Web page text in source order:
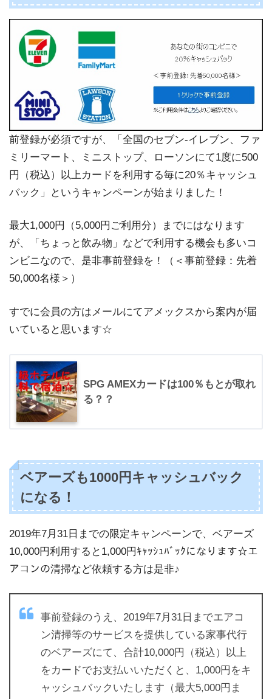
前登録が必須ですが、「全国のセブン-イレブン、ファ
ミリーマート、ミニストップ、ローソンにて1度に500
円（税込）以上カードを利用する毎に20％キャッシュ
バック」というキャンペーンが始まりました！
最大1,000円（5,000円ご利用分）までにはなります
が、「ちょっと飲み物」などで利用する機会も多いコ
ンビニなので、是非事前登録を！（＜事前登録：先着
50,000名様＞）
すでに会員の方はメールにてアメックスから案内が届
いていると思います☆
SPG AMEXカードは100％もとが取れ
る？？
ベアーズも1000円キャッシュバック
になる！
2019年7月31日までの限定キャンペーンで、ベアーズ
10,000円利用すると1,000円ｷｬｯｼｭﾊﾞｯｸになります☆エ
アコンの清掃など依頼する方は是非♪
事前登録のうえ、2019年7月31日までエアコ
ン清掃等のサービスを提供している家事代行
のベアーズにて、合計10,000円（税込）以上
をカードでお支払いいただくと、1,000円をキ
ャッシュバックいたします（最大5,000円ま